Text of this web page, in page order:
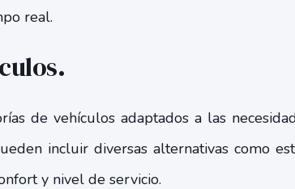
real.
de vehículos adaptados a las
incluir diversas alternativas como
y nivel de servicio.